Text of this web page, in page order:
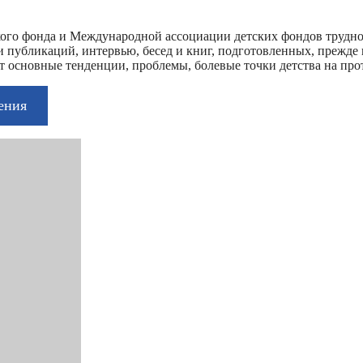
фонда и Международной ассоциации детских фондов
публикаций, интервью, бесед и книг, подготовленных,
тенденции, проблемы, болевые точки детства на